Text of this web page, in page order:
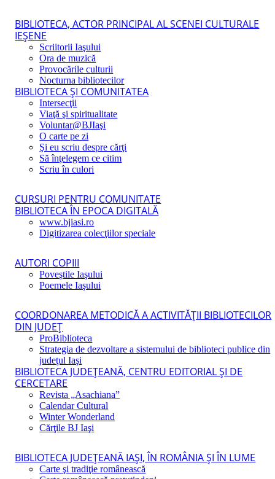
BIBLIOTECA, ACTOR PRINCIPAL AL SCENEI CULTURALE
IEŞENE
Scriitorii Iaşului
Ora de muzică
Provocările culturii
Nocturna bibliotecilor
BIBLIOTECA ŞI COMUNITATEA
Intersecţii
Viaţă şi spiritualitate
Voluntar@BJIaşi
O carte pe zi
Şi eu scriu despre cărţi
Să înţelegem ce citim
Scriu în culori
CURSURI PENTRU COMUNITATE
BIBLIOTECA ÎN EPOCA DIGITALĂ
www.bjiasi.ro
Digitizarea colecţiilor speciale
AUTORI COPIII
Poveştile Iaşului
Poemele Iaşului
COORDONAREA METODICĂ A ACTIVITĂŢII BIBLIOTECILOR
DIN JUDEŢ
ProBiblioteca
Strategia de dezvoltare a sistemului de biblioteci publice din
judeţul Iaşi
BIBLIOTECA JUDEŢEANĂ, CENTRU EDITORIAL ŞI DE
CERCETARE
Revista „Asachiana”
Calendar Cultural
Winter Wonderland
Cărţile BJ Iaşi
BIBLIOTECA JUDEŢEANĂ IAŞI, ÎN ROMÂNIA ŞI ÎN LUME
Carte şi tradiţie românească